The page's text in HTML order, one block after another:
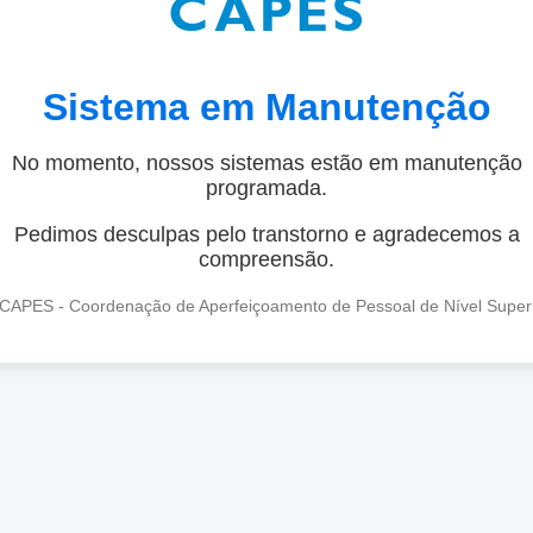
Sistema em Manutenção
No momento, nossos sistemas estão em manutenção
programada.
Pedimos desculpas pelo transtorno e agradecemos a
compreensão.
- Coordenação de Aperfeiçoamento de Pessoal de Nível